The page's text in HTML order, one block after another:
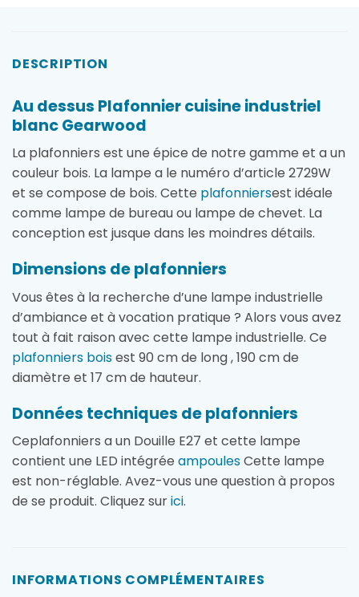
DESCRIPTION
Au dessus Plafonnier cuisine industriel
blanc Gearwood
La plafonniers est une épice de notre gamme et a un
couleur bois. La lampe a le numéro d’article 2729W
et se compose de bois. Cette plafonniersest idéale
comme lampe de bureau ou lampe de chevet. La
conception est jusque dans les moindres détails.
Dimensions de plafonniers
Vous êtes à la recherche d’une lampe industrielle
d’ambiance et à vocation pratique ? Alors vous avez
tout à fait raison avec cette lampe industrielle. Ce
plafonniers boisest 90 cm de long , 190 cm de
diamètre et 17 cm de hauteur.
Données techniques de plafonniers
Ceplafonniers a un Douille E27 et cette lampe
contient une LED intégrée ampoulesCette lampe
est non-réglable. Avez-vous une question à propos
de se produit. Cliquez surici.
INFORMATIONS COMPLÉMENTAIRES